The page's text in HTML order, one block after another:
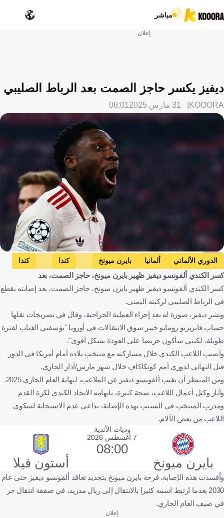
مباشر
إعلان
ديفيز يكسر حاجز الصمت بعد الرباط الصليبي
KOOORA 31 مارس 2025 06:01
EPA
الدوري الألماني ألمانيا بايرن ميونخ كندا
كندا
ألفونسو ديفيز
كرة قدم
كسر الكندي ألفونسو ديفيز ظهير بايرن ميونخ، حاجز الصمت، بعد
كسر الكندي ألفونسو ديفيز ظهير بايرن ميونخ، حاجز الصمت، بعد إصابته بقطع
في الرباط الصليبي لركبته اليمنى.
ونشر ديفيز، صورة له بعد إجراء العملية الجراحية، وقال في تصريحات نقلها
حساب فابريزيو رومانو خبير سوق الانتقالات في أوروبا "يؤسفني الغياب لفترة
طويلة، لكنني سأكون حريصا على العودة بشكل أقوى".
وأصيب اللاعب الكندي خلال مشاركته مع منتخب بلاده أمام أمريكا في الدور
قبل النهائي لدوري أمم كونكاكاف خلال شهر مارس/آذار الجاري.
ومن المنتظر أن يغيب ألفونسو ديفيز عن الملاعب، لنهاية العام الجاري 2025.
وأثار وكيل أعمال اللاعب، ضجة كبيرة، باتهامه الاتحاد الكندي لكرة القدم
ومدرب المنتخب في التسبب بهذه الإصابة، بداعي عدم الاستجابة لشكوى
اللاعب من بعض الآلام.
وديات الأندية
بايرن ميونخ
7 أغسطس 2026
08:00
أستون فيلا
وأفسدت هذه الإصابة، فرحة بايرن ميونخ بتجديد تعاقد ألفونسو ديفيز حتى عام
2030 بعدما ارتبط اسمه كثيرا بالانتقال إلى ريال مدريد، في صفقة انتقال حر
في صيف العام الجاري.
إعلان